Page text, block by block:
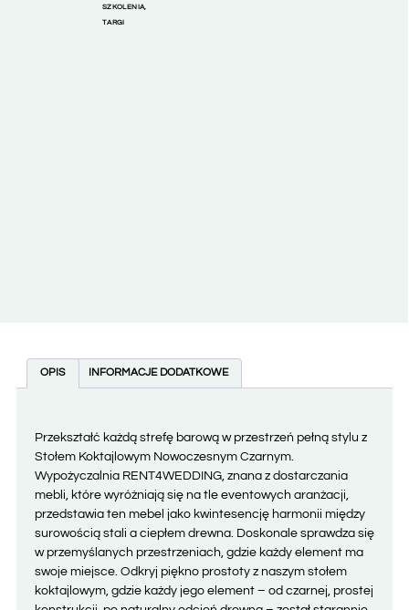
SZKOLENIA,
TARGI
OPIS INFORMACJE DODATKOWE
Przekształć każdą strefę barową w przestrzeń pełną stylu z
Stołem Koktajlowym Nowoczesnym Czarnym.
Wypożyczalnia RENT4WEDDING, znana z dostarczania
mebli, które wyróżniają się na tle eventowych aranżacji,
przedstawia ten mebel jako kwintesencję harmonii między
surowością stali a ciepłem drewna. Doskonale sprawdza się
w przemyślanych przestrzeniach, gdzie każdy element ma
swoje miejsce. Odkryj piękno prostoty z naszym stołem
koktajlowym, gdzie każdy jego element – od czarnej, prostej